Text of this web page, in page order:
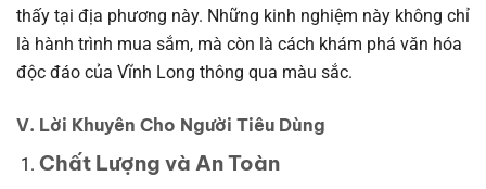
thấy tại địa phương này. Những kinh nghiệm này không chỉ
là hành trình mua sắm, mà còn là cách khám phá văn hóa
độc đáo của Vĩnh Long thông qua màu sắc.
V. Lời Khuyên Cho Người Tiêu Dùng
Chất Lượng và An Toàn